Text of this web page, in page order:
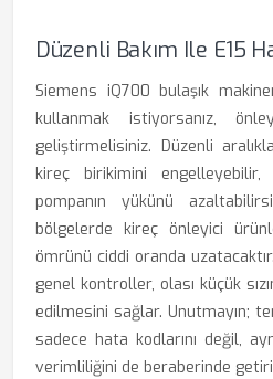
Düzenli Bakım Ile E15
Siemens iQ700 bulaşık
kullanmak istiyorsanız,
geliştirmelisiniz. Düzenli
kireç birikimini
pompanın yükünü
bölgelerde kireç önleyici
ömrünü ciddi oranda
genel kontroller, olası küçük
edilmesini sağlar. Unutmayın;
sadece hata kodlarını değil,
verimliliğini de beraberinde